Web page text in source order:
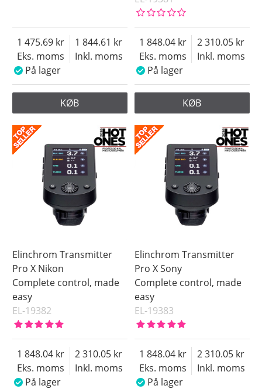
Eks. moms
1 475.69
Inkl. moms
1 844.61
På lager
KØB
Eks. moms
1 848.04
Inkl. moms
2 310.05
På lager
KØB
Elinchrom Transmitter
Pro X Nikon
Complete control, made
easy
EL-19382
Eks. moms
1 848.04
Inkl. moms
2 310.05
På lager
Elinchrom Transmitter
Pro X Sony
Complete control, made
easy
EL-19383
Eks. moms
1 848.04
Inkl. moms
2 310.05
På lager